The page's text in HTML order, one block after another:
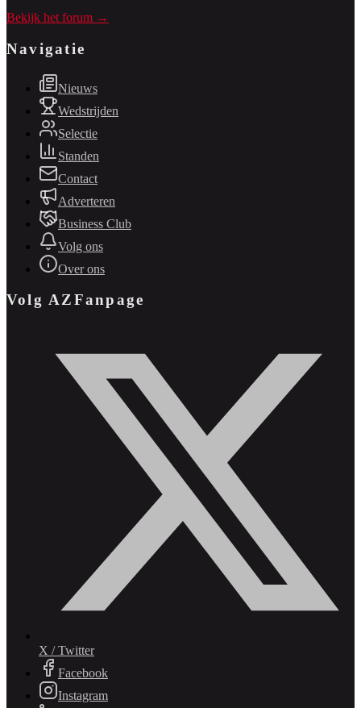
Bekijk het forum →
Navigatie
Nieuws
Wedstrijden
Selectie
Standen
Contact
Adverteren
Business Club
Volg ons
Over ons
Volg AZFanpage
X / Twitter
Facebook
Instagram